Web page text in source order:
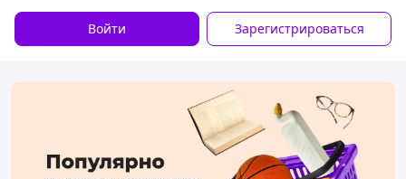
Войти Зарегистрироваться